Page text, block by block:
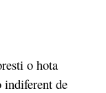
o hota
indiferent de